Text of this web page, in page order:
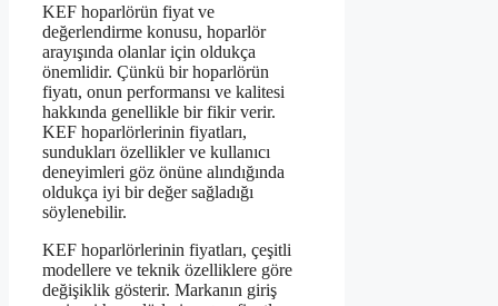
KEF hoparlörün fiyat ve
değerlendirme konusu, hoparlör
arayışında olanlar için oldukça
önemlidir. Çünkü bir hoparlörün
fiyatı, onun performansı ve kalitesi
hakkında genellikle bir fikir verir.
KEF hoparlörlerinin fiyatları,
sundukları özellikler ve kullanıcı
deneyimleri göz önüne alındığında
oldukça iyi bir değer sağladığı
söylenebilir.
KEF hoparlörlerinin fiyatları, çeşitli
modellere ve teknik özelliklere göre
değişiklik gösterir. Markanın giriş